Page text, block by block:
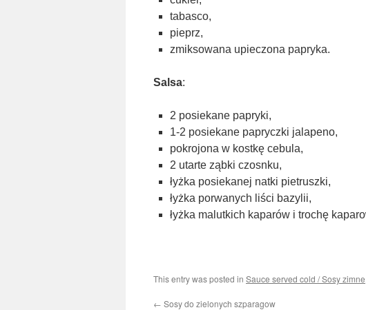
tabasco,
pieprz,
zmiksowana upieczona papryka.
Salsa:
2 posiekane papryki,
1-2 posiekane papryczki jalapeno,
pokrojona w kostkę cebula,
2 utarte ząbki czosnku,
łyżka posiekanej natki pietruszki,
łyżka porwanych liści bazylii,
łyżka malutkich kaparów i trochę
This entry was posted in Sauce served cold / Sosy zimne
← Sosy do zielonych szparagow